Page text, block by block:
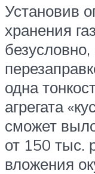
Установив
хранения
одна
агрегата
сможет
от 150 тыс.
вложения